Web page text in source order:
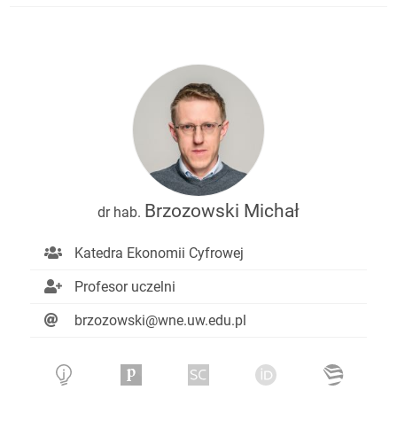
dr hab. Brzozowski Michał
Katedra Ekonomii Cyfrowej
Profesor uczelni
brzozowski@wne.uw.edu.pl